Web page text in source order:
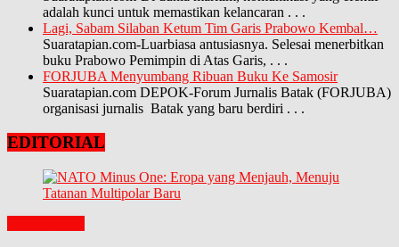
adalah kunci untuk memastikan kelancaran . . .
Lagi, Sabam Silaban Ketum Tim Garis Prabowo Kembal…
Suaratapian.com-Luarbiasa antusiasnya. Selesai menerbitkan
buku Prabowo Pemimpin di Atas Garis, . . .
FORJUBA Menyumbang Ribuan Buku Ke Samosir
Suaratapian.com DEPOK-Forum Jurnalis Batak (FORJUBA)
organisasi jurnalis Batak yang baru berdiri . . .
EDITORIAL